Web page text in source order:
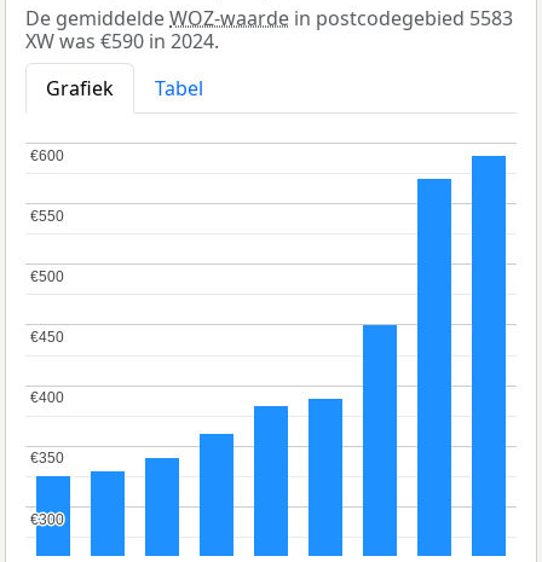
De gemiddeldeWOZ-waarde in postcodegebied 5583
XW was €590 in 2024.
Grafiek
Tabel
€300
€300
€350
€350
€400
€400
€450
€450
€500
€500
€550
€550
€600
€600